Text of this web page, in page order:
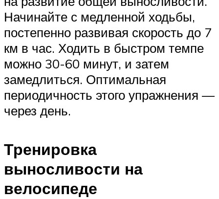
Начинайте с медленной ходьбы,
постепенно развивая скорость до 7
км в час. Ходить в быстром темпе
можно 30-60 минут, и затем
замедлиться. Оптимальная
периодичность этого упражнения —
через день.
Тренировка
выносливости на
велосипеде